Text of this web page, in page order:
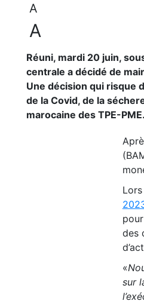
A
A
Réuni, mardi 20 juin,
centrale a décidé de
Une décision qui risque
de la Covid, de la
marocaine des TPE-PME.
des
«
sur